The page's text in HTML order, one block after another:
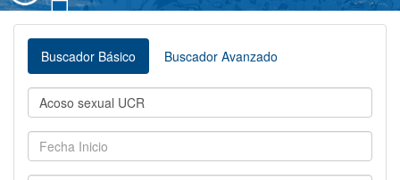
Buscador Básico Buscador Avanzado